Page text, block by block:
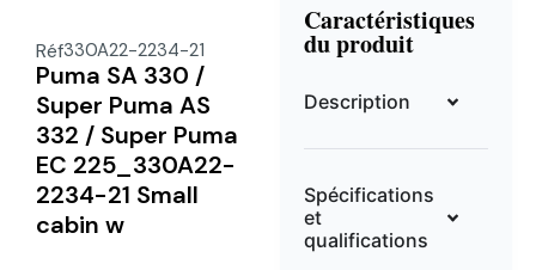
Réf330A22-2234-21
Puma SA 330 /
Super Puma AS
332 / Super Puma
EC 225_330A22-
2234-21 Small
cabin w
Caractéristiques
du produit
Description
Spécifications
et
qualifications